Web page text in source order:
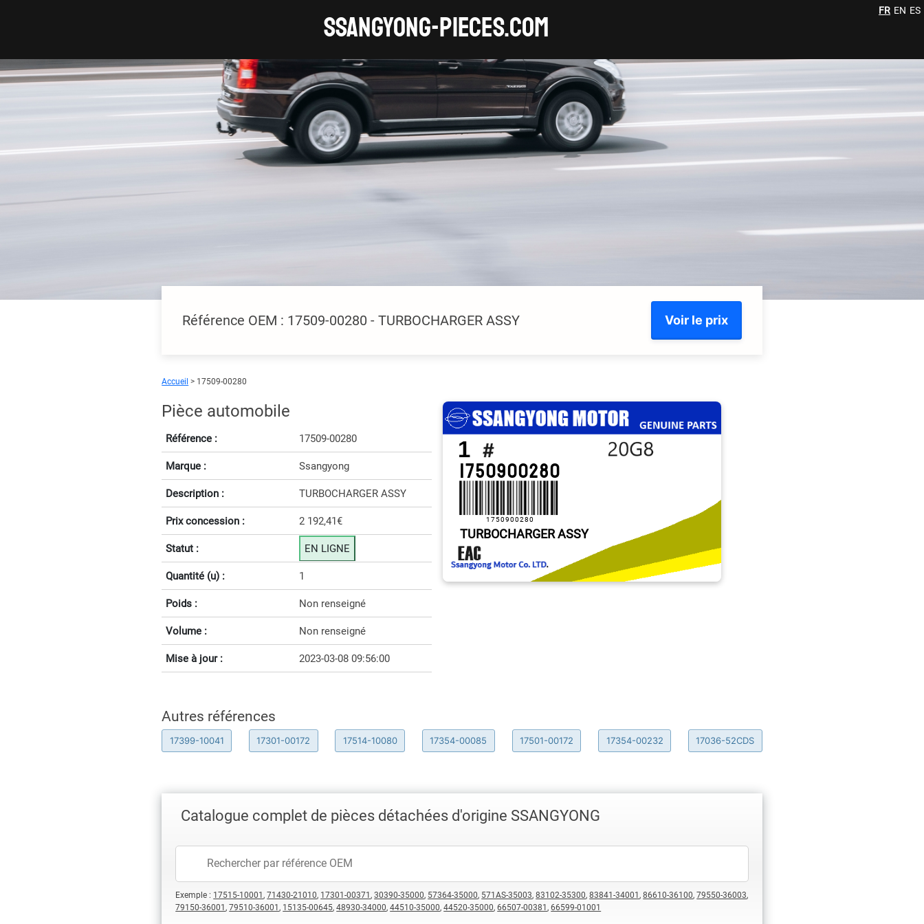
SSANGYONG-pieces.com FR EN ES
Référence OEM : 17509-00280 - TURBOCHARGER ASSY Voir le prix
Accueil > 17509-00280
Pièce automobile
Référence : 17509-00280
Marque : Ssangyong
Description : TURBOCHARGER ASSY
Prix concession : 2 192,41€
Statut : EN LIGNE
Quantité (u) : 1
Poids : Non renseigné
Volume : Non renseigné
Mise à jour : 2023-03-08 09:56:00
1
1750900280
1750900280
TURBOCHARGER ASSY
Autres références
17399-10041 17301-00172 17514-10080 17354-00085 17501-00172 17354-00232 17036-52CDS
Catalogue complet de pièces détachées d'origine SSANGYONG
Exemple : 17515-10001,71430-21010, 17301-00371,30390-35000, 57364-35000, 571AS-35003,83102-35300,83841-34001,86610-36100,79550-36003,
79150-36001,79510-36001, 15135-00645,48930-34000,44510-35000,44520-35000,66507-00381,66599-01001